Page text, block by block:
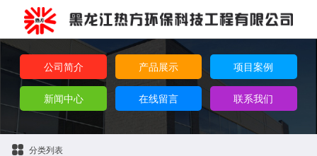
公司简介 产品展示 项目案例
新闻中心 在线留言 联系我们
分类列表